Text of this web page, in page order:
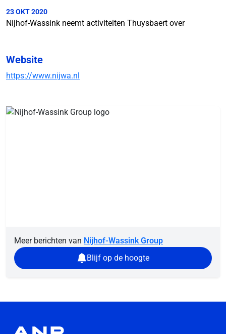
23 OKT 2020
Nijhof-Wassink neemt activiteiten Thuysbaert over
Website
https://www.nijwa.nl
Meer berichten van Nijhof-Wassink Group
Blijf op de hoogte